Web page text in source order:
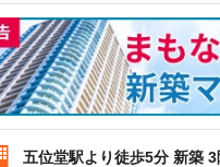
五位堂駅より徒歩5分 新築